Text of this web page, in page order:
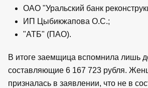
ОАО "Уральский банк
ИП Цыбикжапова О.С.;
"АТБ" (ПАО).
В итоге заемщица вспомнила лишь
составляющие 6 167 723 рубля.
призналась в заявлении, что не в